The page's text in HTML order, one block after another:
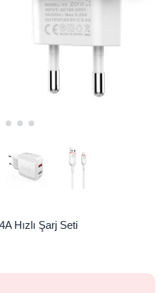
Hızlı Şarj Seti